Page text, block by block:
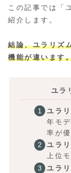
この記事では「
紹介します。
結論、ユラリズ
機能が違います
ユラ
ユラ
年モ
率が
ユラ
上位
ユラ